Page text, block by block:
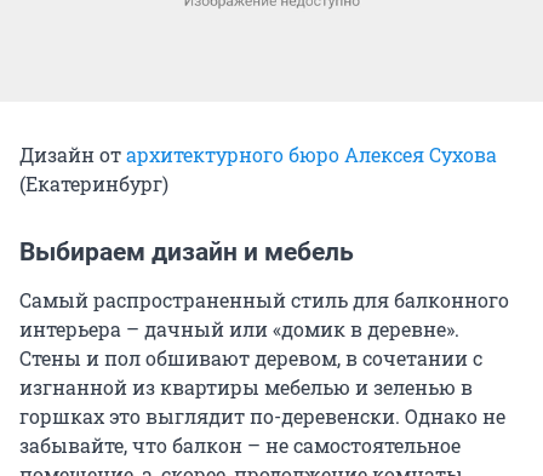
Дизайн отархитектурного бюро Алексея Сухова
(Екатеринбург)
Выбираем дизайн и мебель
Самый распространенный стиль для балконного
интерьера – дачный или «домик в деревне».
Стены и пол обшивают деревом, в сочетании с
изгнанной из квартиры мебелью и зеленью в
горшках это выглядит по-деревенски. Однако не
забывайте, что балкон – не самостоятельное